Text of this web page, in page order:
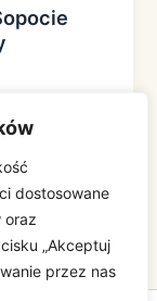
dostosowane
oraz
„Akceptuj
przez nas
3